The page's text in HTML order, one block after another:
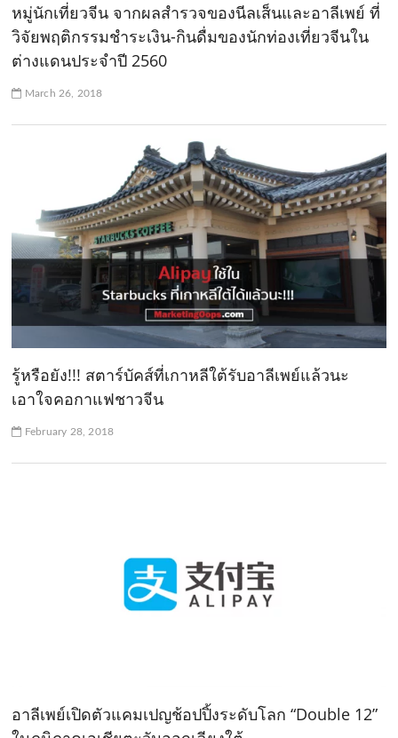
หมู่นักเที่ยวจีน จากผลสำรวจของนีลเส็นและอาลีเพย์ ที่
วิจัยพฤติกรรมชำระเงิน-กินดื่มของนักท่องเที่ยวจีนใน
ต่างแดนประจำปี 2560
March 26, 2018
รู้หรือยัง!!! สตาร์บัคส์ที่เกาหลีใต้รับอาลีเพย์แล้วนะ
เอาใจคอกาแฟชาวจีน
February 28, 2018
อาลีเพย์เปิดตัวแคมเปญช้อปปิ้งระดับโลก “Double 12”